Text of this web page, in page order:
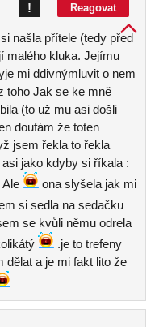
Reagovat
!
našla přítele (tedy před
malého kluka. Jejímu
mi ddivnýmluvit o nem
toho Jak se ke mně
(to už mu asi došli
doufám že toten
jsem řekla to řekla
jako kdyby si říkala :
ona slyšela jak mi
si sedla na sedačku
se kvůli němu odrela
.je to trefeny
dělat a je mi fakt lito že